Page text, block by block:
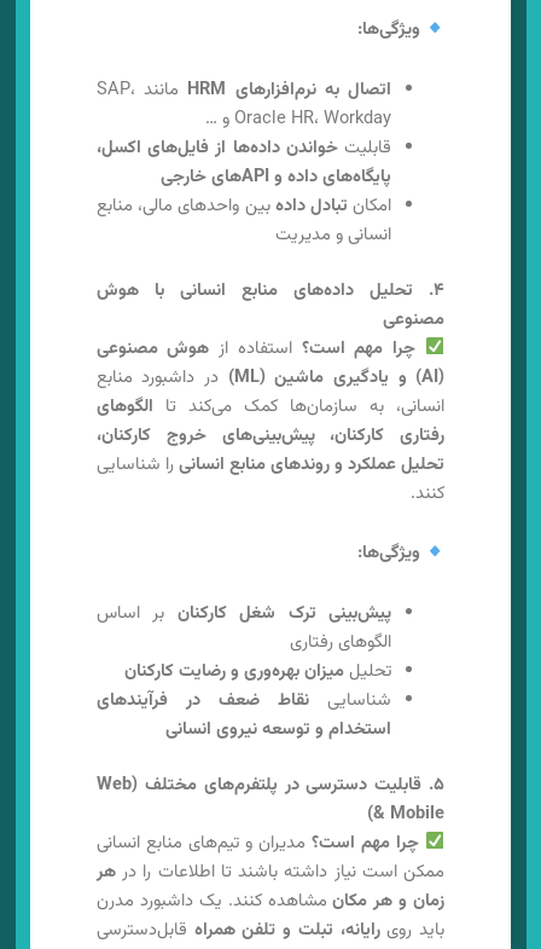
ویژگی‌ها:
اتصال به نرم‌افزارهای HRM
مانند SAP،
Oracle HR، Workday و …
قابلیت خواندن داده‌ها از فایل‌های اکسل،
پایگاه‌های داده و APIهای خارجی
امکان تبادل دادهبین واحدهای مالی، منابع
انسانی و مدیریت
۴. تحلیل داده‌های منابع انسانی با هوش
مصنوعی
چرا مهم است؟ استفاده از هوش مصنوعی
(AI) و یادگیری ماشین (ML)
در داشبورد منابع
انسانی، به سازمان‌ها کمک می‌کند تا الگوهای
رفتاری کارکنان، پیش‌بینی‌های خروج کارکنان،
تحلیل عملکرد و روندهای منابع انسانیرا شناسایی
کنند.
ویژگی‌ها:
پیش‌بینی ترک شغل کارکنان بر اساس
الگوهای رفتاری
تحلیلمیزان بهره‌وری و رضایت کارکنان
شناسایی نقاط ضعف در فرآیندهای
استخدام و توسعه نیروی انسانی
۵. قابلیت دسترسی در پلتفرم‌های مختلف (Web
& Mobile)
چرا مهم است؟ مدیران و تیم‌های منابع انسانی
ممکن است نیاز داشته باشند تا اطلاعات را درهر
زمان و هر مکانمشاهده کنند. یک داشبورد مدرن
باید رویرایانه، تبلت و تلفن همراه قابل‌دسترسی